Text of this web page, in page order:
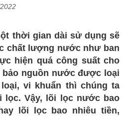
thời gian dài sử dụng sẽ
chất lượng nước như ban
hiện quá công suất cho
bảo nguồn nước được loại
vi khuẩn thì chúng ta
lọc. Vậy, lõi lọc nước bao
lõi lọc bao nhiêu tiền,